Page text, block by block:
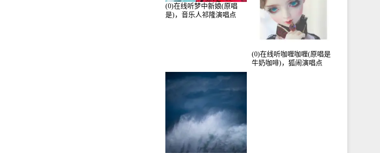
(0)在线听梦中新娘(原唱
是)，音乐人祁隆演唱点
(0)在线听咖喱咖喱(原唱是
牛奶咖啡)，狐闹演唱点